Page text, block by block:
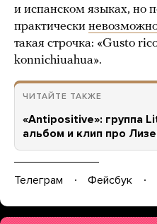
и испанском языках, но
практически
такая строчка: «Gusto
konnichiuahua».
ЧИТАЙТЕ ТАКЖЕ
«Antipositive»: группа
альбом и клип про
Телеграм Фейсбук